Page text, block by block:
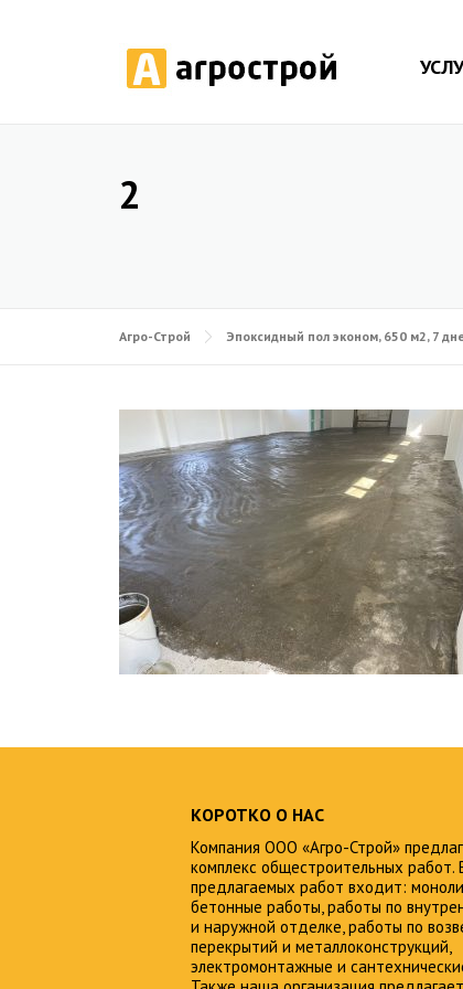
2
Агро-Строй Эпоксидный пол эконом, 650 м2, 7
КОРОТКО О НАС
Компания ООО «Агро-Строй»
комплекс общестроительных работ.
предлагаемых работ входит:
бетонные работы, работы по
и наружной отделке, работы по
перекрытий и металлоконструкций,
электромонтажные и